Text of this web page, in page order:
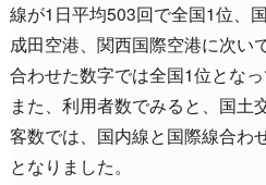
線が1日平均503回で全国1位、
成田空港、関西国際空港に次い
合わせた数字では全国1位となっ
また、利用者数でみると、国土
客数では、国内線と国際線合わ
となりました。